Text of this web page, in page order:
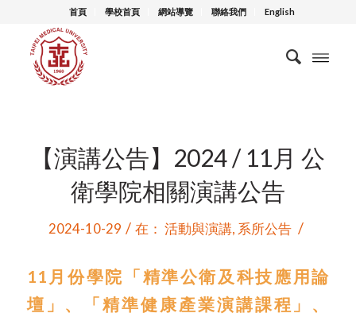
首頁 學校首頁 網站導覽 聯絡我們 English
【演講公告】2024 / 11月 公
衛學院相關演講公告
2024-10-29 / 在： 活動與演講, 系所公告 /
11月份學院「精準公衛及科技應用論
壇」、「精準健康產業演講課程」、